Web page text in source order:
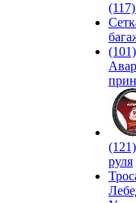
(101)
руля